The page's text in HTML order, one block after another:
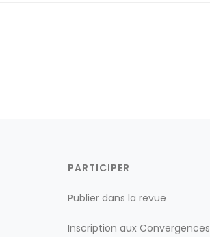
PARTICIPER
Publier dans la revue
Inscription aux Convergences